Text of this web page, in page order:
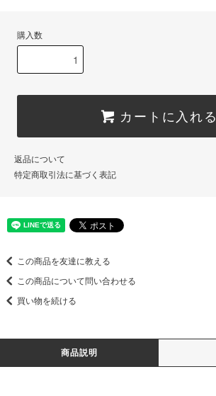
購入数
カートに入れる
返品について
特定商取引法に基づく表記
この商品を友達に教える
この商品について問い合わせる
買い物を続ける
商品説明